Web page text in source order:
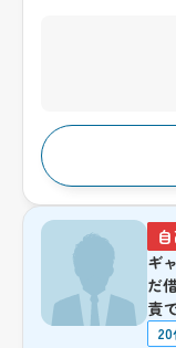
ギ
だ
責
20